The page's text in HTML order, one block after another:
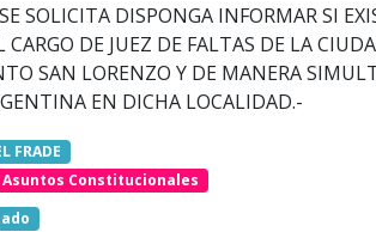
SOLICITA DISPONGA INFORMAR SI
CARGO DE JUEZ DE FALTAS DE LA
SAN LORENZO Y DE MANERA
EN DICHA LOCALIDAD.-
FRADE
Asuntos Constitucionales